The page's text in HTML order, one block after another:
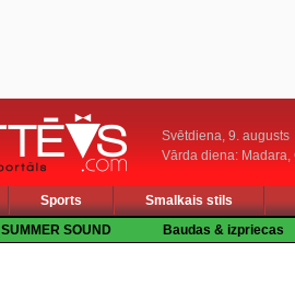
Svētdiena, 9. augusts
Vārda diena: Madara,
Sports
Smalkais stils
SUMMER SOUND Baudas & izpriecas